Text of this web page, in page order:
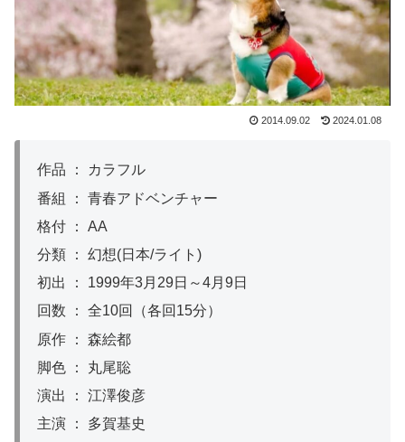
2014.09.02 2024.01.08
作品 ： カラフル
番組 ： 青春アドベンチャー
格付 ： AA
分類 ： 幻想(日本/ライト)
初出 ： 1999年3月29日～4月9日
回数 ： 全10回（各回15分）
原作 ： 森絵都
脚色 ： 丸尾聡
演出 ： 江澤俊彦
主演 ： 多賀基史